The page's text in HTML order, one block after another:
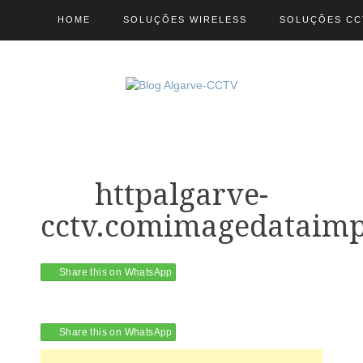
HOME SOLUÇÕES WIRELESS SOLUÇÕES
httpalgarve-
Share this on WhatsApp
Share this on WhatsApp